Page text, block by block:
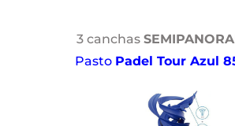
3 canchas
Pasto Padel Tour Azul